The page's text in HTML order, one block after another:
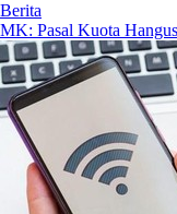
Berita
MK: Pasal Kuota